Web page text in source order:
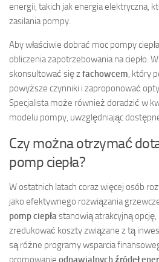
energii, takich jak energia elektryczna,
zasilania pompy.
Aby właściwie dobrać moc pompy
obliczenia zapotrzebowania na ciepło.
skonsultować się zfachowcem, który
powyższe czynniki i zaproponować
Specjalista może również doradzić w
modelu pompy, uwzględniając
Czy można otrzymać
pomp ciepła?
W ostatnich latach coraz więcej osób
jako efektywnego rozwiązania
pomp ciepłastanowią atrakcyjną
zredukować koszty związane z tą
są różne programy wsparcia
promowanie odnawialnych źródeł